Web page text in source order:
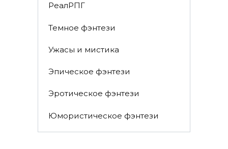
РеалРПГ
Темное фэнтези
Ужасы и мистика
Эпическое фэнтези
Эротическое фэнтези
Юмористическое фэнтези